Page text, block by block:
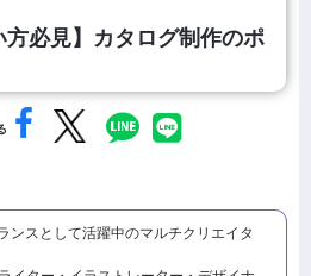
方必見】カタログ制作のポ
ンスとして活躍中のマルチクリエイタ